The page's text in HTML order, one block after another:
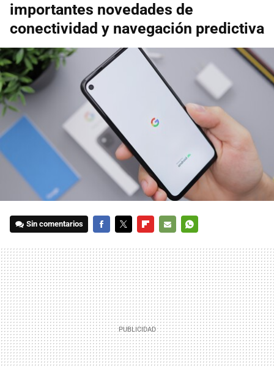
importantes novedades de
conectividad y navegación predictiva
Sin comentarios
MAIL